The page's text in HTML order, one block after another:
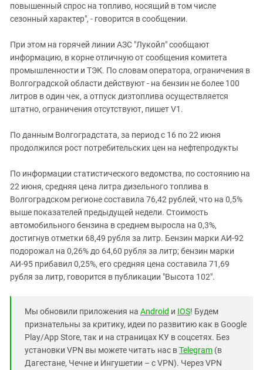
повышенный спрос на топливо, носящий в том числе
сезонный характер", - говорится в сообщении.
При этом на горячей линии АЗС "Лукойл" сообщают
информацию, в корне отличную от сообщения комитета
промышленности и ТЭК. По словам оператора, ограничения в
Волгоградской области действуют - на бензин не более 100
литров в один чек, а отпуск дизтоплива осуществляется
штатно, ограничения отсутствуют, пишет V1.
По данным Волгоградстата, за период с 16 по 22 июня
продолжился рост потребительских цен на нефтепродукты
По информации статистического ведомства, по состоянию на
22 июня, средняя цена литра дизельного топлива в
Волгоградском регионе составила 76,42 рублей, что на 0,5%
выше показателей предыдущей недели. Стоимость
автомобильного бензина в среднем выросла на 0,3%,
достигнув отметки 68,49 рубля за литр. Бензин марки АИ-92
подорожал на 0,26% до 64,60 рубля за литр; бензин марки
АИ-95 прибавил 0,25%, его средняя цена составила 71,69
рубля за литр, говорится в публикации "Высота 102".
Мы обновили приложения на Android и IOS! Будем
признательны за критику, идеи по развитию как в Google
Play/App Store, так и на страницах КУ в соцсетях. Без
установки VPN вы можете читать нас вTelegram (в
Дагестане, Чечне и Ингушетии – с VPN). Через VPN